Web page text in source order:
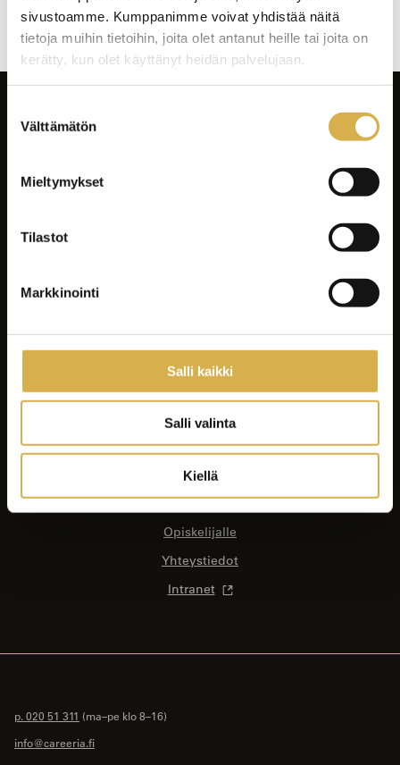
sivustoamme. Kumppanimme voivat yhdistää näitä
tietoja muihin tietoihin, joita olet antanut heille tai joita on
kerätty, kun olet käyttänyt heidän palvelujaan.
valinta
Välttämätön
Mieltymykset
Tilastot
Markkinointi
Salli kaikki
Salli valinta
Kiellä
selaus
Koulutukset
Yrityksille ja yhteisöille
Asiakastyöt
Careeria
Ajankohtaista
Opiskelijalle
Yhteystiedot
Intranet
p. 020 51 311 (ma–pe klo 8–16)
info@careeria.fi